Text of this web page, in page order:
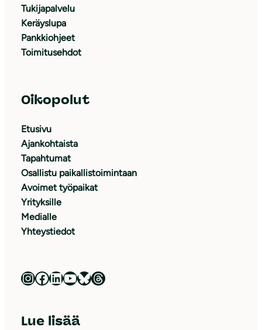
Tukijapalvelu
Keräyslupa
Pankkiohjeet
Toimitusehdot
Oikopolut
Etusivu
Ajankohtaista
Tapahtumat
Osallistu paikallistoimintaan
Avoimet työpaikat
Yrityksille
Medialle
Yhteystiedot
Luonnonsuojeluliitto Instagramissa Luonnonsuojeluliitto Facebookissa Luonnonsuojeluliitto LinkedInissä Luonnonsuojeluliiton YouTube-kanava Luonnonsuojeluliitto Blueskyssa Luonnonsuojeluliitto Threadsissa
Lue lisää